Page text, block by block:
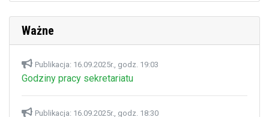
Ważne
Publikacja: 16.09.2025r., godz. 19:03
Godziny pracy sekretariatu
Publikacja: 16.09.2025r., godz. 18:30